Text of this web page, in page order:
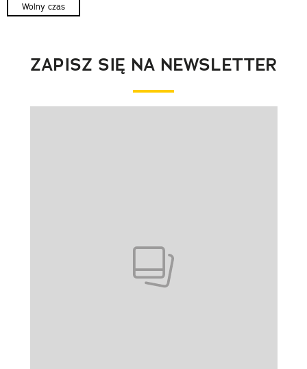
Wolny czas
ZAPISZ SIĘ NA NEWSLETTER